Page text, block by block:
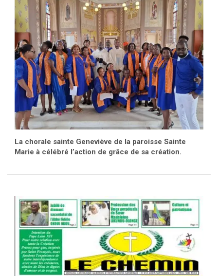
La chorale sainte Geneviève de la paroisse Sainte
Marie à célébré l’action de grâce de sa création.